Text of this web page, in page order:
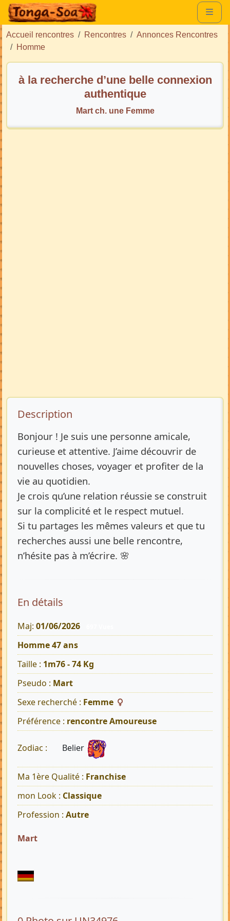
Accueil rencontres Rencontres
Annonces Rencontres
Homme
à la recherche d’une belle connexion
authentique
Mart ch. une Femme
Description de l’annonce
Description
Bonjour ! Je suis une personne amicale,
curieuse et attentive. J’aime découvrir de
nouvelles choses, voyager et profiter de la
vie au quotidien.
Je crois qu’une relation réussie se construit
sur la complicité et le respect mutuel.
Si tu partages les mêmes valeurs et que tu
recherches aussi une belle rencontre,
n’hésite pas à m’écrire. 🌸
En détails
Maj: 01/06/2026
Homme 47 ans
Taille : 1m76 - 74 Kg
Pseudo : Mart
Sexe recherché : Femme
Préférence : rencontre Amoureuse
Zodiac : Belier
Ma 1ère Qualité : Franchise
mon Look : Classique
Profession : Autre
Mart